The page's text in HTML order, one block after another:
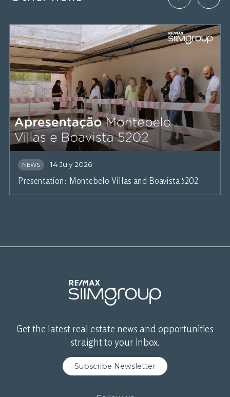
NEWS 14 July 2026
Presentation: Montebelo Villas and Boavista 5202
Get the latest real estate news and opportunities
straight to your inbox.
Subscribe Newsletter